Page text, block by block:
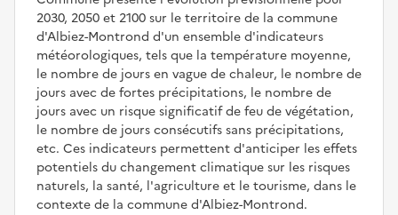
2030, 2050 et 2100 sur le territoire de la commune
d'Albiez-Montrond d'un ensemble d'indicateurs
météorologiques, tels que la température moyenne,
le nombre de jours en vague de chaleur, le nombre de
jours avec de fortes précipitations, le nombre de
jours avec un risque significatif de feu de végétation,
le nombre de jours consécutifs sans précipitations,
etc. Ces indicateurs permettent d'anticiper les effets
potentiels du changement climatique sur les risques
naturels, la santé, l'agriculture et le tourisme, dans le
contexte de la commune d'Albiez-Montrond.